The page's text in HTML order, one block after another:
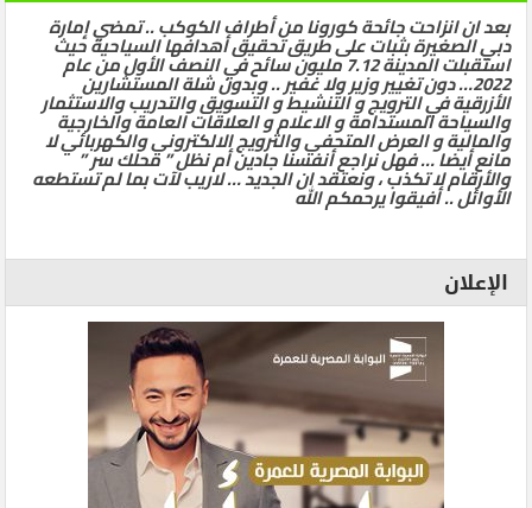
بعد ان انزاحت جائحة كورونا من أطراف الكوكب .. تمضي إمارة
دبي الصغيرة بثبات على طريق تحقيق أهدافها السياحية حيث
استقبلت المدينة 7.12 مليون سائح في النصف الأول من عام
2022… دون تغيير وزير ولا غفير .. وبدون شلة المستشارين
الأزرقية في الترويج و التنشيط و التسويق والتدريب والاستثمار
والسياحة المستدامة و الاعلام و العلاقات العامة والخارجية
والمالية و العرض المتحفي والترويج الالكتروني والكهربائي لا
مانع أيضا … فهل نراجع أنفسنا جادين أم نظل ” محلك سر ”
والأرقام لا تكذب ، ونعتقد ان الجديد … لاريب لآت بما لم تستطعه
الأوائل .. أفيقوا يرحمكم الله
الإعلان